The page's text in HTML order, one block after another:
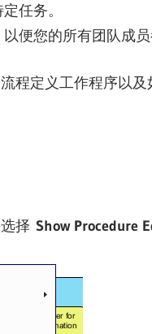
任务。
便您的所有团队成
程定义工作程序以及
择 Show Procedure